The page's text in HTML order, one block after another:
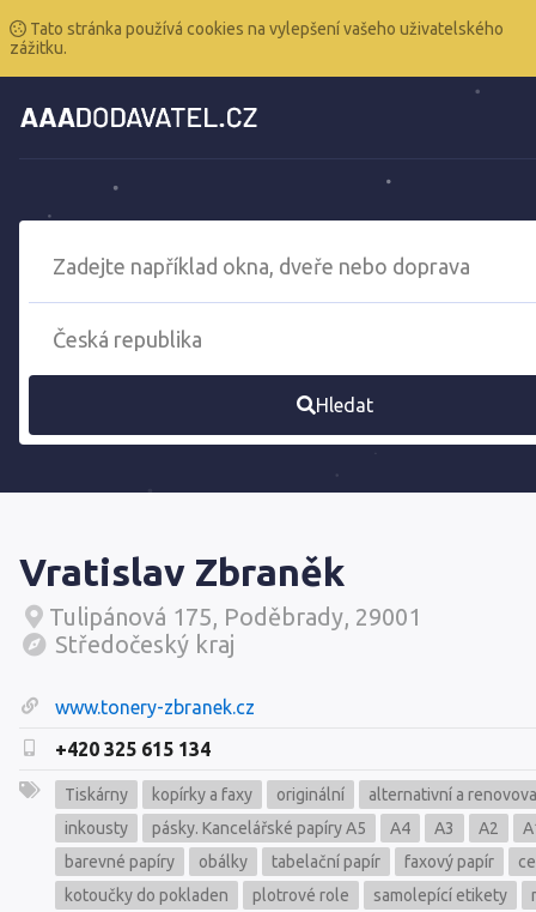
Tato stránka používá cookies na vylepšení vašeho uživatelského
zážitku.
Hledat
Vratislav Zbraněk
Tulipánová 175, Poděbrady, 29001
Středočeský kraj
www.tonery-zbranek.cz
+420 325 615 134
Tiskárny kopírky a faxy originální
alternativní a
inkousty
pásky. Kancelářské papíry A5 A4 A3 A2
barevné papíry
obálky tabelační papír faxový papír
kotoučky do pokladen
plotrové role samolepící etikety